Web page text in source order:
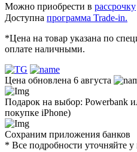
Можно приобрести в рассрочку
Доступна программа Trade-in.
*Цена на товар указана по
оплате наличными.
Цена обновлена 6 августа
Подарок на выбор: Powerbank
покупке iPhone)
Сохраним приложения банков
* Все подробности уточняйте